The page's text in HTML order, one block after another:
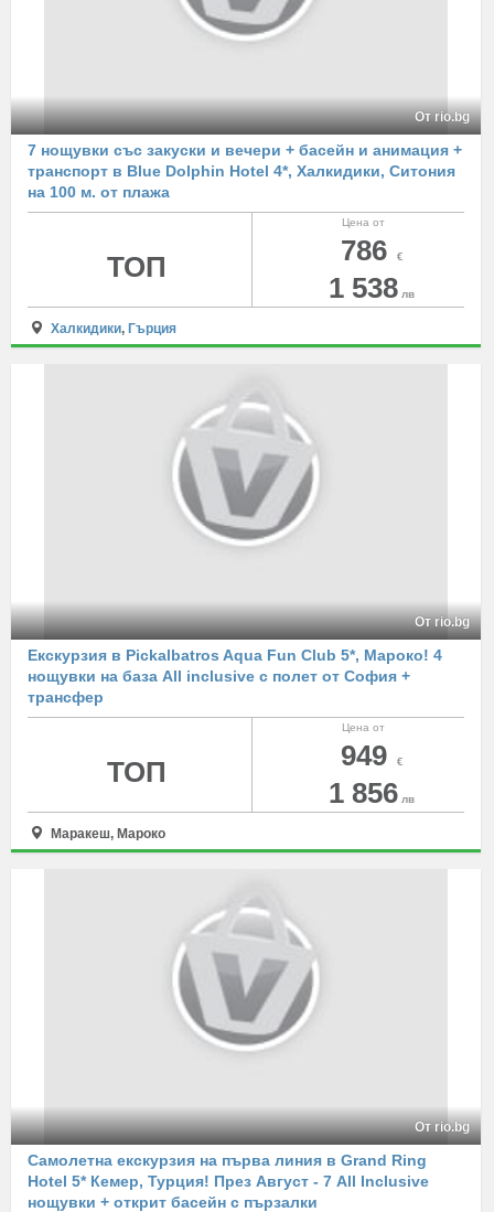
От rio.bg
7 нощувки със закуски и вечери + басейн и анимация +
транспорт в Blue Dolphin Hotel 4*, Халкидики, Ситония
на 100 м. от плажа
Цена от
786 €
1 538 лв
ТОП
Халкидики, Гърция
От rio.bg
Екскурзия в Pickalbatros Aqua Fun Club 5*, Мароко! 4
нощувки на база All inclusive с полет от София +
трансфер
Цена от
949 €
1 856 лв
ТОП
Маракеш, Мароко
От rio.bg
Самолетна екскурзия на първа линия в Grand Ring
Hotel 5* Кемер, Турция! През Август - 7 All Inclusive
нощувки + открит басейн с пързалки